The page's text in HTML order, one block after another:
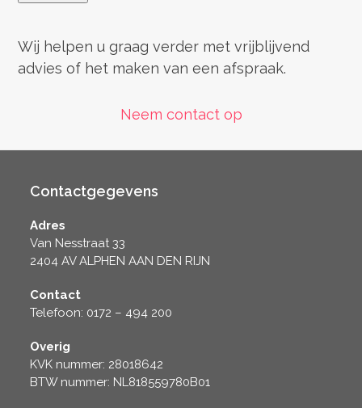
Wij helpen u graag verder met vrijblijvend
advies of het maken van een afspraak.
Neem contact op
Contactgegevens
Adres
Van Nesstraat 33
2404 AV ALPHEN AAN DEN RIJN
Contact
Telefoon: 0172 – 494 200
Overig
KVK nummer: 28018642
BTW nummer: NL818559780B01